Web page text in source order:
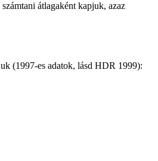
átlagaként kapjuk, azaz
(1997-es adatok, lásd HDR 1999):